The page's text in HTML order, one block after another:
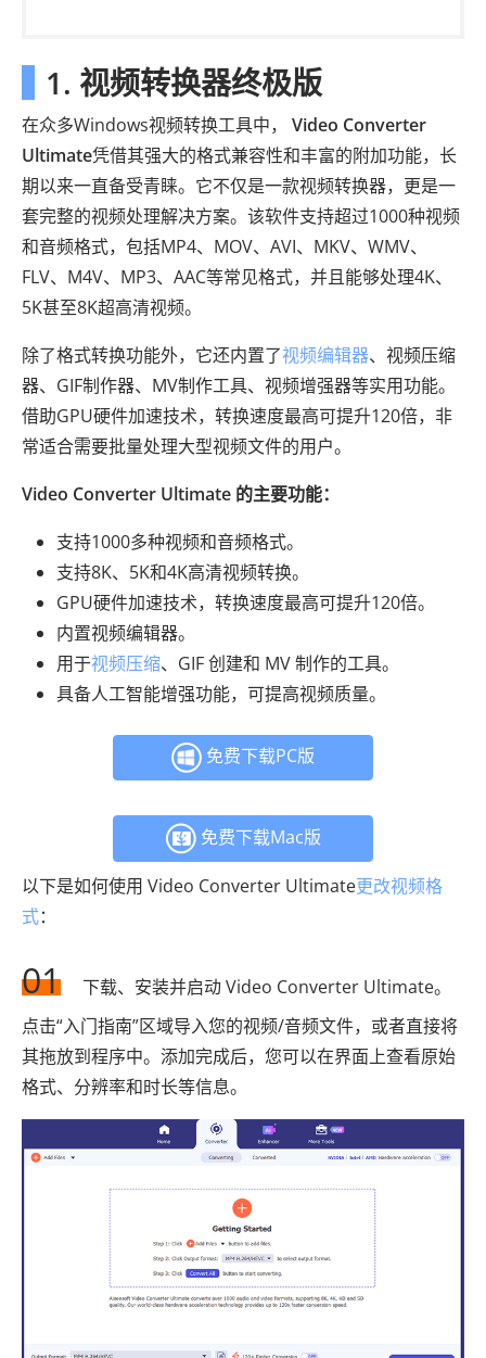
1. 视频转换器终极版
在众多Windows视频转换工具中， Video Converter
Ultimate凭借其强大的格式兼容性和丰富的附加功能，长
期以来一直备受青睐。它不仅是一款视频转换器，更是一
套完整的视频处理解决方案。该软件支持超过1000种视频
和音频格式，包括MP4、MOV、AVI、MKV、WMV、
FLV、M4V、MP3、AAC等常见格式，并且能够处理4K、
5K甚至8K超高清视频。
除了格式转换功能外，它还内置了视频编辑器、视频压缩
器、GIF制作器、MV制作工具、视频增强器等实用功能。
借助GPU硬件加速技术，转换速度最高可提升120倍，非
常适合需要批量处理大型视频文件的用户。
Video Converter Ultimate 的主要功能：
支持1000多种视频和音频格式。
支持8K、5K和4K高清视频转换。
GPU硬件加速技术，转换速度最高可提升120倍。
内置视频编辑器。
用于视频压缩、GIF 创建和 MV 制作的工具。
具备人工智能增强功能，可提高视频质量。
免费下载PC版
免费下载Mac版
以下是如何使用 Video Converter Ultimate更改视频格
式：
01
下载、安装并启动 Video Converter Ultimate。
点击“入门指南”区域导入您的视频/音频文件，或者直接将
其拖放到程序中。添加完成后，您可以在界面上查看原始
格式、分辨率和时长等信息。